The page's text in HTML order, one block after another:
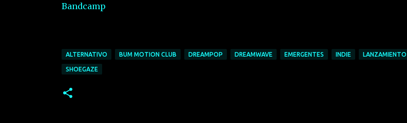
Bandcamp
ALTERNATIVO BUM MOTION CLUB DREAMPOP DREAMWAVE EMERGENTES INDIE LANZAMIENTO
SHOEGAZE